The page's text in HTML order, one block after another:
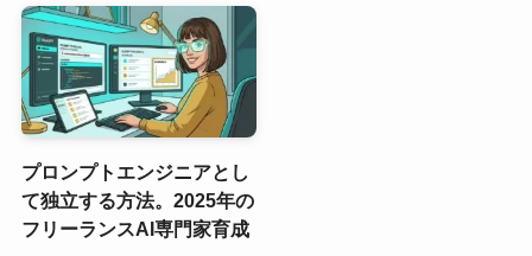
プロンプトエンジニアとし
て独立する方法。2025年の
フリーランスAI専門家育成